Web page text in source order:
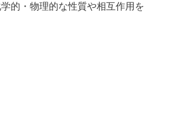
的・物理的な性質や相互作用を